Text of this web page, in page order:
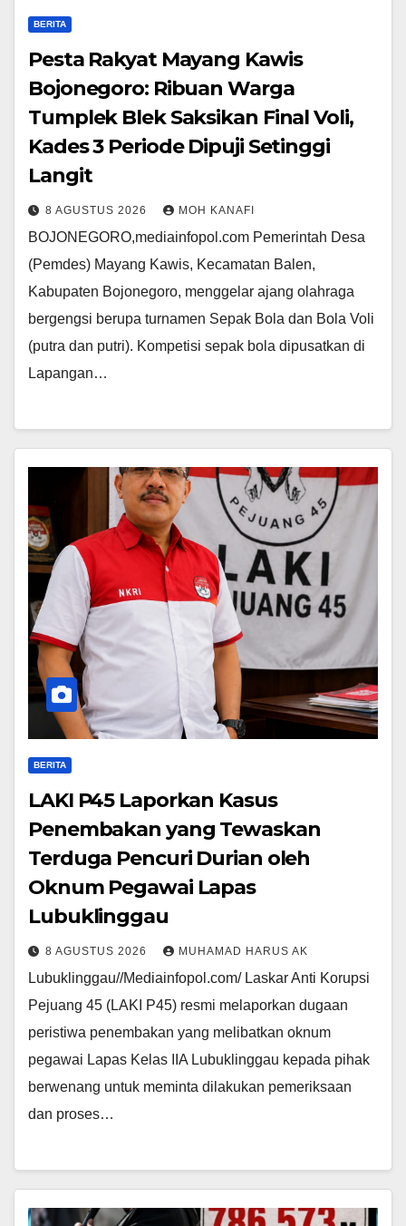
BERITA
​Pesta Rakyat Mayang Kawis
Bojonegoro: Ribuan Warga
Tumplek Blek Saksikan Final Voli,
Kades 3 Periode Dipuji Setinggi
Langit
8 AGUSTUS 2026 MOH KANAFI
​BOJONEGORO,mediainfopol.com Pemerintah Desa
(Pemdes) Mayang Kawis, Kecamatan Balen,
Kabupaten Bojonegoro, menggelar ajang olahraga
bergengsi berupa turnamen Sepak Bola dan Bola Voli
(putra dan putri). Kompetisi sepak bola dipusatkan di
Lapangan…
BERITA
LAKI P45 Laporkan Kasus
Penembakan yang Tewaskan
Terduga Pencuri Durian oleh
Oknum Pegawai Lapas
Lubuklinggau
8 AGUSTUS 2026 MUHAMAD HARUS AK
Lubuklinggau//Mediainfopol.com/ Laskar Anti Korupsi
Pejuang 45 (LAKI P45) resmi melaporkan dugaan
peristiwa penembakan yang melibatkan oknum
pegawai Lapas Kelas IIA Lubuklinggau kepada pihak
berwenang untuk meminta dilakukan pemeriksaan
dan proses…